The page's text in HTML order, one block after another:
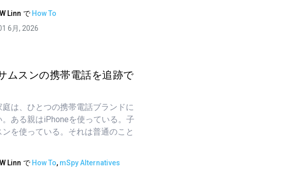
コピーする
Linn で How To
6月, 2026
る
ムスンの携帯電話を追跡で
庭は、ひとつの携帯電話ブランドに
。ある親はiPhoneを使っている。子
ンを使っている。それは普通のこと
Linn で How To, mSpy Alternatives